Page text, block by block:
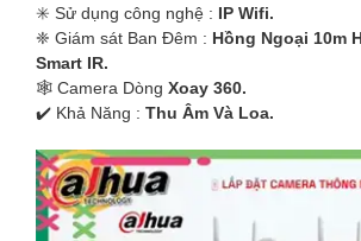
✳️ Sử dụng công nghệ : IP Wifi.
❈ Giám sát Ban Đêm : Hồng Ngoại 10m
Smart IR.
🕸️ Camera Dòng Xoay 360.
️✔️ Khả Năng : Thu Âm Và Loa.